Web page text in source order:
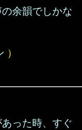
余韻でしかな
）
った時、すぐ